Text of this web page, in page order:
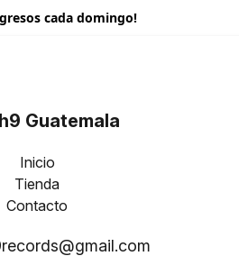
cada domingo!
Guatemala
Inicio
Tienda
Contacto